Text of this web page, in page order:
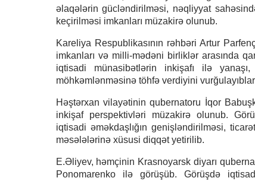
əlaqələrin gücləndirilməsi, nəqliyyat
keçirilməsi imkanları müzakirə olunub.
Kareliya Respublikasının rəhbəri Artur
imkanları və milli-mədəni birliklər arasında
iqtisadi münasibətlərin inkişafı ilə yanaşı,
möhkəmlənməsinə töhfə verdiyini
Həştərxan vilayətinin qubernatoru İqor
inkişaf perspektivləri müzakirə olunub.
iqtisadi əməkdaşlığın genişləndirilməsi,
məsələlərinə xüsusi diqqət yetirilib.
E.Əliyev, həmçinin Krasnoyarsk diyarı
Ponomarenko ilə görüşüb. Görüşdə